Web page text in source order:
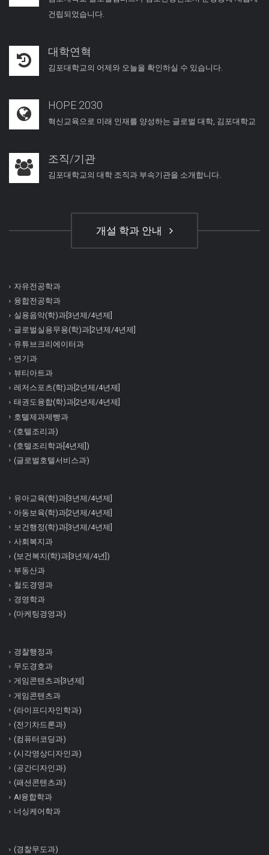
건립되었습니다.
대학연혁
김포대학교의 어제와 오늘을 확인하실 수 있습니다.
HOPE 2030
혁신교육으로 미래 인재를 양성하는 글로벌 대학, 김포대학교
조직/기관
김포대학교의 대학 조직과 부속기관을 소개합니다.
개설 학과 안내
자유전공학과
융합전공학과
실용음악(학)과[3년제/4년제]
글로벌실용무용(학)과[2년제/4년제]
유튜브크리에이터과
연기과
뷰티아트과
레저스포츠(학)과[2년제/4년제]
태권도융합(학)과[2년제/4년제]
호텔제과제빵과
(호텔조리과)
(호텔조리학과[4년제])
(글로벌호텔서비스과)
유아교육(학)과[3년제/4년제]
아동보육(학)과[2년제/4년제]
보건행정(학)과[3년제/4년제]
사회복지과
(보건복지(학)과[3년제/4년])
부동산과
철도경영과
경영학과
(마케팅경영과)
경찰행정과
무도경호과
게임콘텐츠과[3년제]
게임콘텐츠과
(라이프디자인학과)
(전기차드론과)
(컴퓨터코딩과)
(시각영상디자인과)
(공간디자인과)
(패션콘텐츠과)
AI융합학과
너싱케어학과
(경찰무도과)